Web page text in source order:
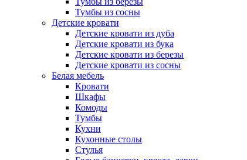
Тумбы из сосны
Детские кровати
Детские кровати из дуба
Детские кровати из бука
Детские кровати из березы
Детские кровати из сосны
Белая мебель
Кровати
Шкафы
Комоды
Тумбы
Кухни
Кухонные столы
Стулья